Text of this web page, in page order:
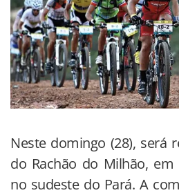
Neste domingo (28), será
do Rachão do Milhão, em
no sudeste do Pará. A